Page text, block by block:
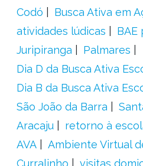
Codó
Busca Ativa em
atividades lúdicas
BAE
Juripiranga
Palmares
Dia D da Busca Ativa
Dia B da Busca Ativa
São João da Barra
Aracaju
retorno à
AVA
Ambiente Virtual
Curralinho
visitas